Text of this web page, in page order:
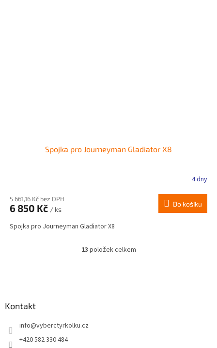
Spojka pro Journeyman Gladiator X8
4 dny
5 661,16 Kč bez DPH
6 850 Kč / ks
Do košíku
Spojka pro Journeyman Gladiator X8
O
l
13 položek celkem
Kontakt
info@vyberctyrkolku.cz
+420 582 330 484